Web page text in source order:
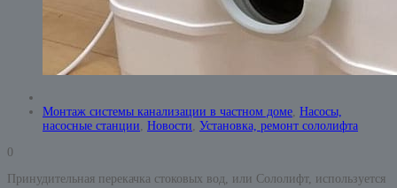
Монтаж системы канализации в частном доме, Насосы,
насосные станции, Новости, Установка, ремонт сололифта
0
Принудительная перекачка стоковых вод, или Сололифт, используется